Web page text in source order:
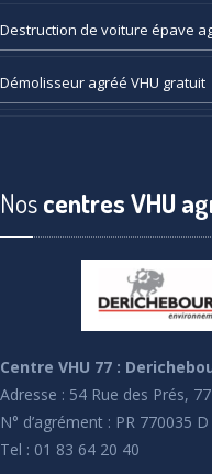
Destruction de voiture épave
Démolisseur agréé VHU gratuit
Noscentres VHU
Centre VHU 77 :
Adresse : 54 Rue des Prés,
N° d’agrément : PR 770035 D
Tel : 01 83 64 20 40